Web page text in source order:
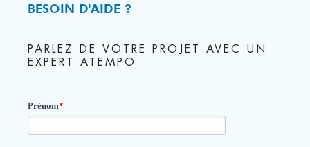
BESOIN D'AIDE ?
PARLEZ DE VOTRE PROJET AVEC UN
EXPERT ATEMPO